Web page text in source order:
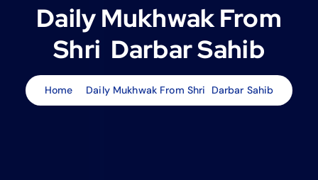
Daily Mukhwak From
Shri Darbar Sahib
Home Daily Mukhwak From Shri Darbar Sahib